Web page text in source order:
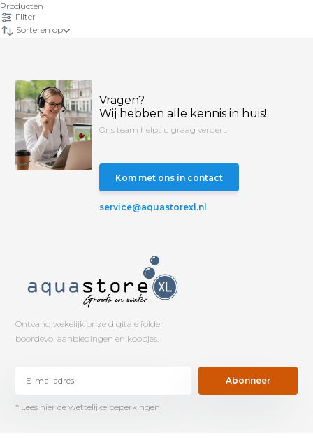
Producten
Filter
Sorteren op
Vragen?
Wij hebben alle kennis in huis!
Ons team helpt u graag verder...
Kom met ons in contact
service@aquastorexl.nl
Ontvang wekelijk onze digitale folder
boordevol aanbiedingen en koopjes.
Abonneer
* Lees hier de wettelijke beperkingen